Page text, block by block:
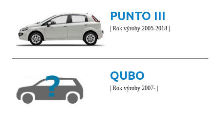
PUNTO III
| Rok výroby 2005-2018 |
QUBO
| Rok výroby 2007- |